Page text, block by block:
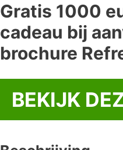
Gratis 1000
cadeau bij
brochure
BEKIJK